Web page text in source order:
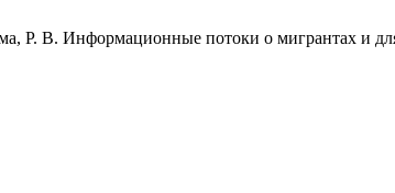
В. Информационные потоки о мигрантах и